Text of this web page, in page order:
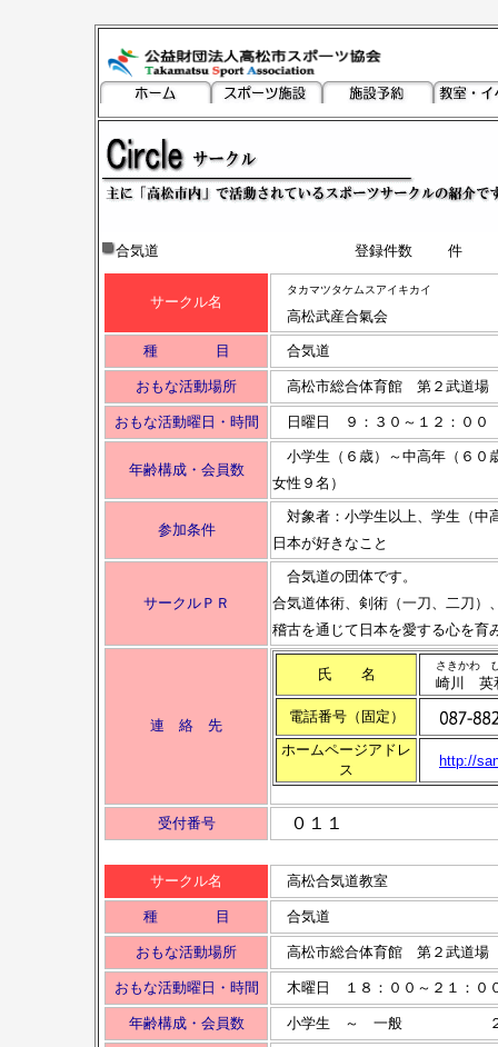
合気道 登録件数
サークル名
タカマツタケムスアイキカイ
高松武産合氣会
種 目 合気道
おもな活動場所 高松市総合体育館 第２武道場
おもな活動曜日・時間 日曜日 ９：３０～１２：００
年齢構成・会員数
小学生（６歳）～中高年（
女性９名）
参加条件
対象者：小学生以上、学生（中
日本が好きなこと
サークルＰＲ
合気道の団体です。
合気道体術、剣術（一刀、二刀）
稽古を通じて日本を愛する心を育
連 絡 先
氏 名
さきかわ
崎川 英
電話番号（固定）
ホームページアドレ
ス
http://
受付番号 ０１１
サークル名 高松合気道教室
種 目 合気道
おもな活動場所 高松市総合体育館 第２武道場
おもな活動曜日・時間 木曜日 １８：００～２１：０
年齢構成・会員数 小学生 ～ 一般 ２０名（